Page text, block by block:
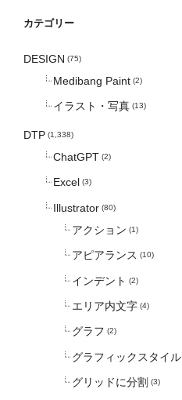
カテゴリー
DESIGN (75)
Medibang Paint (2)
イラスト・写真 (13)
DTP (1,338)
ChatGPT (2)
Excel (3)
Illustrator (80)
アクション (1)
アピアランス (10)
インデント (2)
エリア内文字 (4)
グラフ (2)
グラフィックスタイル
グリッドに分割 (3)